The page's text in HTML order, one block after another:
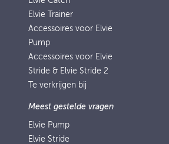
Elvie Trainer
Accessoires voor Elvie
Pump
Accessoires voor Elvie
Stride & Elvie Stride 2
Te verkrijgen bij
Meest gestelde vragen
Elvie Pump
Elvie Stride